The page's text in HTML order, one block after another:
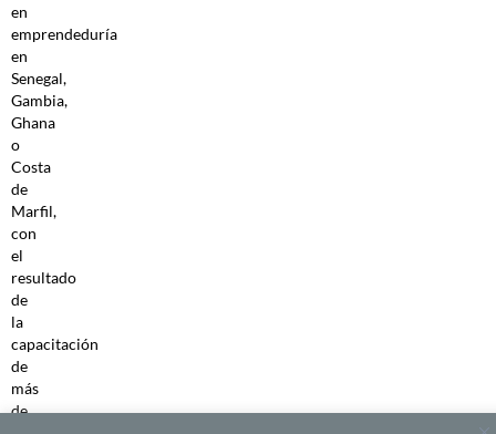
en
emprendeduría
en
Senegal,
Gambia,
Ghana
o
Costa
de
Marfil,
con
el
resultado
de
la
capacitación
de
más
de